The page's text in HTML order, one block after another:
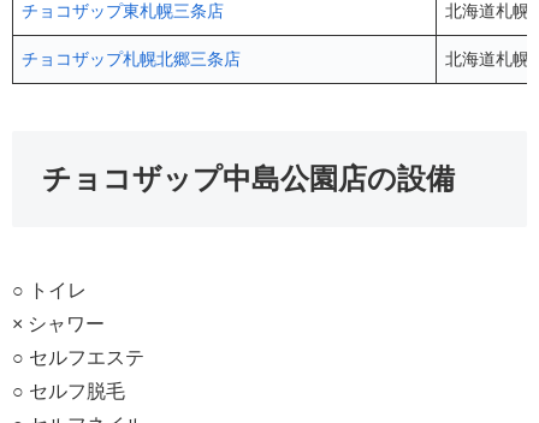
チョコザップ東札幌三条店 北海道札幌
チョコザップ札幌北郷三条店 北海道札幌
チョコザップ中島公園店の設備
○ トイレ
× シャワー
○ セルフエステ
○ セルフ脱毛